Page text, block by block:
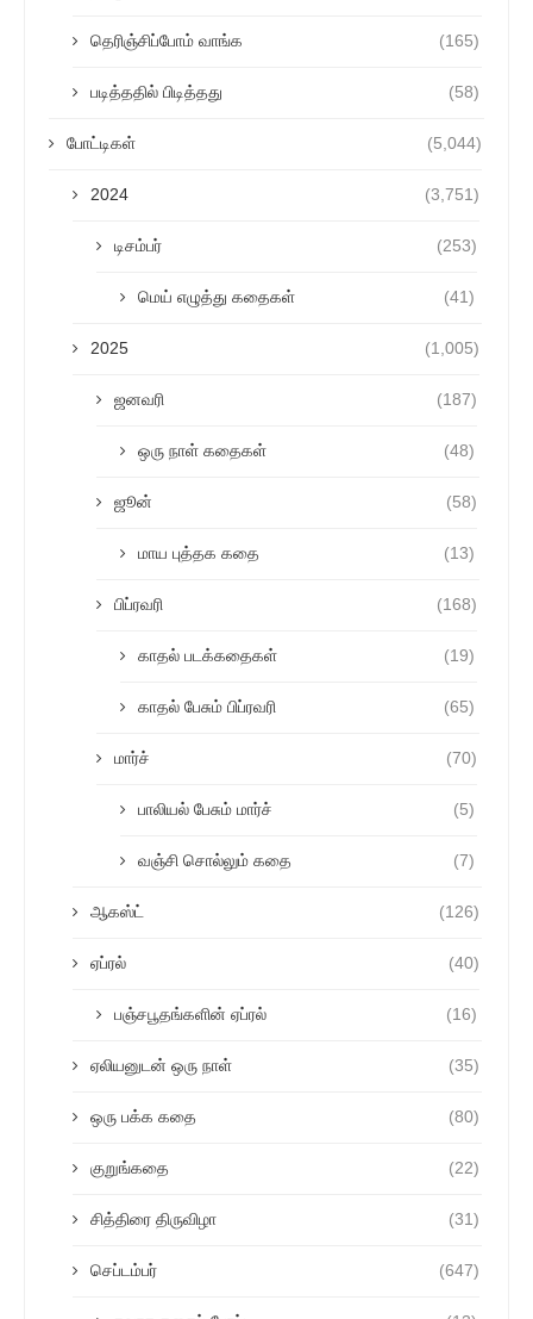
தெரிஞ்சிப்போம் வாங்க (165)
படித்ததில் பிடித்தது (58)
போட்டிகள் (5,044)
2024 (3,751)
டிசம்பர் (253)
மெய் எழுத்து கதைகள் (41)
2025 (1,005)
ஜனவரி (187)
ஒரு நாள் கதைகள் (48)
ஜூன் (58)
மாய புத்தக கதை (13)
பிப்ரவரி (168)
காதல் படக்கதைகள் (19)
காதல் பேசும் பிப்ரவரி (65)
மார்ச் (70)
பாலியல் பேசும் மார்ச் (5)
வஞ்சி சொல்லும் கதை (7)
ஆகஸ்ட் (126)
ஏப்ரல் (40)
பஞ்சபூதங்களின் ஏப்ரல் (16)
ஏலியனுடன் ஒரு நாள் (35)
ஒரு பக்க கதை (80)
குறுங்கதை (22)
சித்திரை திருவிழா (31)
செப்டம்பர் (647)